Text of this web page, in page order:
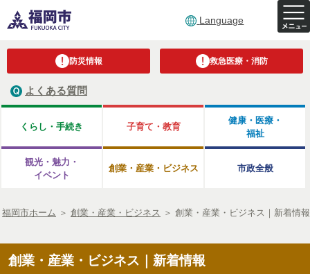
Language
防災情報 救急医療・消防
よくある質問
くらし・手続き 子育て・教育
健康・医療・
福祉
観光・魅力・
イベント
創業・産業・ビジネス 市政全般
福岡市ホーム ＞ 創業・産業・ビジネス ＞ 創業・産業・ビジネス｜新着情報
創業・産業・ビジネス｜新着情報